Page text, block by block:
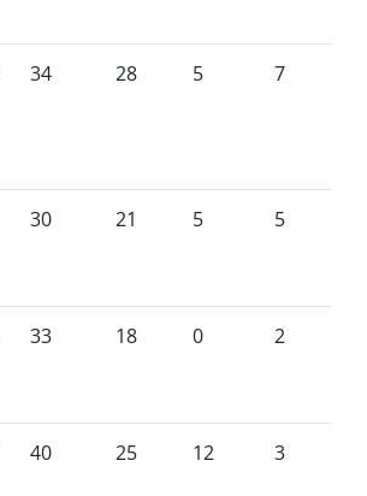
34 28 5 7
30 21 5 5
33 18 0 2
40 25 12 3